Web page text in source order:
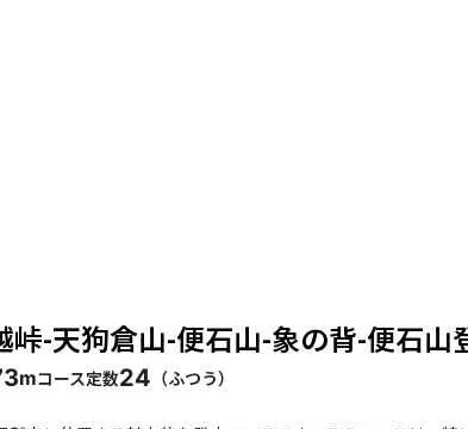
峠-天狗倉山-便石山-象の背-便石山
mコース定数24 （ふつう）